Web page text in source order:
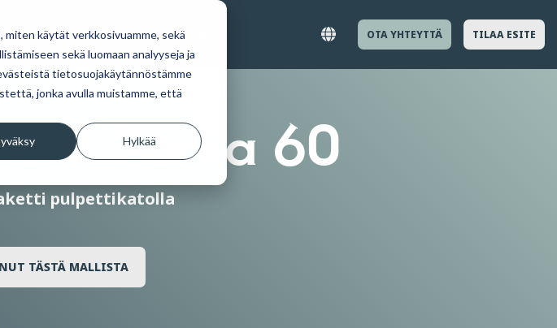
käytät verkkosivuamme, sekä
sekä luomaan analyyseja ja
tietosuojakäytännöstämme
jonka avulla muistamme, että
Hylkää
tarjoaa vapauden
ja materiaaleja
UUDISKOHTEET AJANKOHTAISTA
Lue blogistamme uusimmat artikkelit ja tutustu lähemmin
hirsitalopaketin hankintaan ja rakentamiseen
BLOGI
OTA YHTEYTTÄ TILAA ESITE
Sarka 60
pulpettikatolla
TÄSTÄ MALLISTA